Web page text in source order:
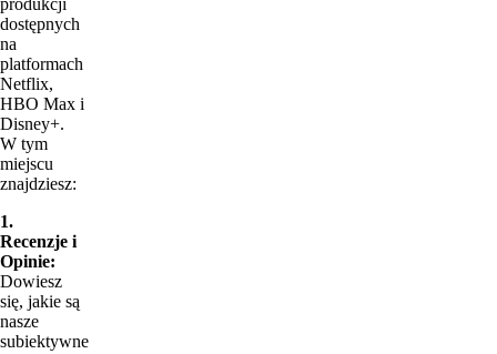
produkcji
dostępnych
na
platformach
Netflix,
HBO Max i
Disney+.
W tym
miejscu
znajdziesz:
1.
Recenzje i
Opinie:
Dowiesz
się, jakie są
nasze
subiektywne